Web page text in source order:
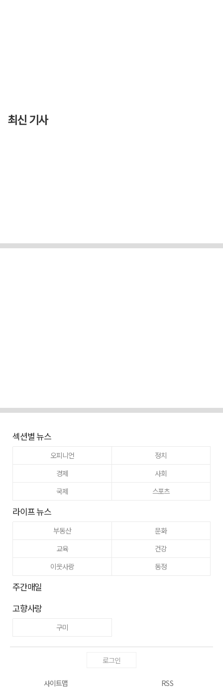
최신 기사
섹션별 뉴스
오피니언
정치
경제
사회
국제
스포츠
라이프 뉴스
부동산
문화
교육
건강
이웃사랑
동정
주간매일
고향사랑
구미
로그인
사이트맵 RSS